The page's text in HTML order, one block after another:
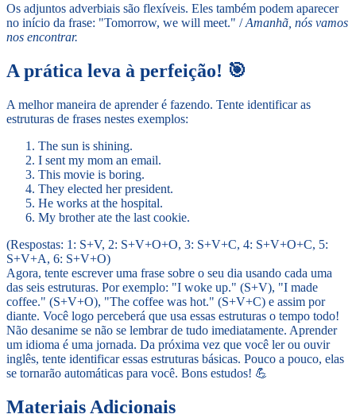
Os adjuntos adverbiais são flexíveis. Eles também podem aparecer
no início da frase: "Tomorrow, we will meet." /Amanhã, nós vamos
nos encontrar.
A prática leva à perfeição! 🎯
A melhor maneira de aprender é fazendo. Tente identificar as
estruturas de frases nestes exemplos:
The sun is shining.
I sent my mom an email.
This movie is boring.
They elected her president.
He works at the hospital.
My brother ate the last cookie.
(Respostas: 1: S+V, 2: S+V+O+O, 3: S+V+C, 4: S+V+O+C, 5:
S+V+A, 6: S+V+O)
Agora, tente escrever uma frase sobre o seu dia usando cada uma
das seis estruturas. Por exemplo: "I woke up." (S+V), "I made
coffee." (S+V+O), "The coffee was hot." (S+V+C) e assim por
diante. Você logo perceberá que usa essas estruturas o tempo todo!
Não desanime se não se lembrar de tudo imediatamente. Aprender
um idioma é uma jornada. Da próxima vez que você ler ou ouvir
inglês, tente identificar essas estruturas básicas. Pouco a pouco, elas
se tornarão automáticas para você. Bons estudos! 💪
Materiais Adicionais